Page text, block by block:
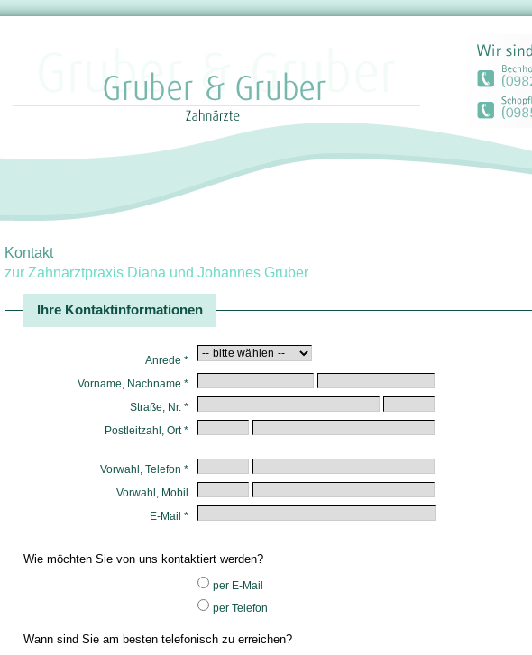
Kontakt
zur Zahnarztpraxis Diana und Johannes Gruber
Ihre Kontaktinformationen
Anrede *
Vorname, Nachname *
Straße, Nr. *
Postleitzahl , Ort*
Vorwahl , Telefon *
Vorwahl , Mobil
E-Mail *
Wie möchten Sie von uns kontaktiert werden?
per E-Mail
per Telefon
Wann sind Sie am besten telefonisch zu erreichen?